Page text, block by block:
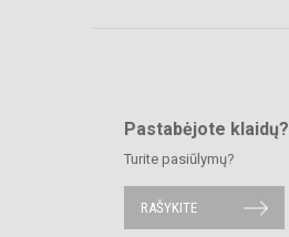
Pastabėjote klaidų?
Turite pasiūlymų?
RAŠYKITE